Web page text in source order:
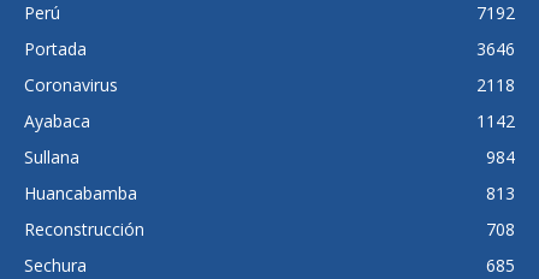
Perú
7192
Portada
3646
Coronavirus
2118
Ayabaca
1142
Sullana
984
Huancabamba
813
Reconstrucción
708
Sechura
685